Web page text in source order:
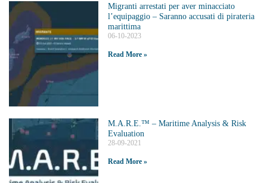
Migranti arrestati per aver minacciato
l’equipaggio – Saranno accusati di pirateria
marittima
06-10-2023
Read More »
M.A.R.E.™️ – Maritime Analysis & Risk
Evaluation
28-09-2021
Read More »